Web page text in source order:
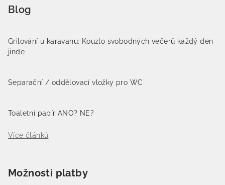
Blog
Grilování u karavanu: Kouzlo svobodných večerů každý den
jinde
Separační / oddělovací vložky pro WC
Toaletní papír ANO? NE?
Více článků
Možnosti platby